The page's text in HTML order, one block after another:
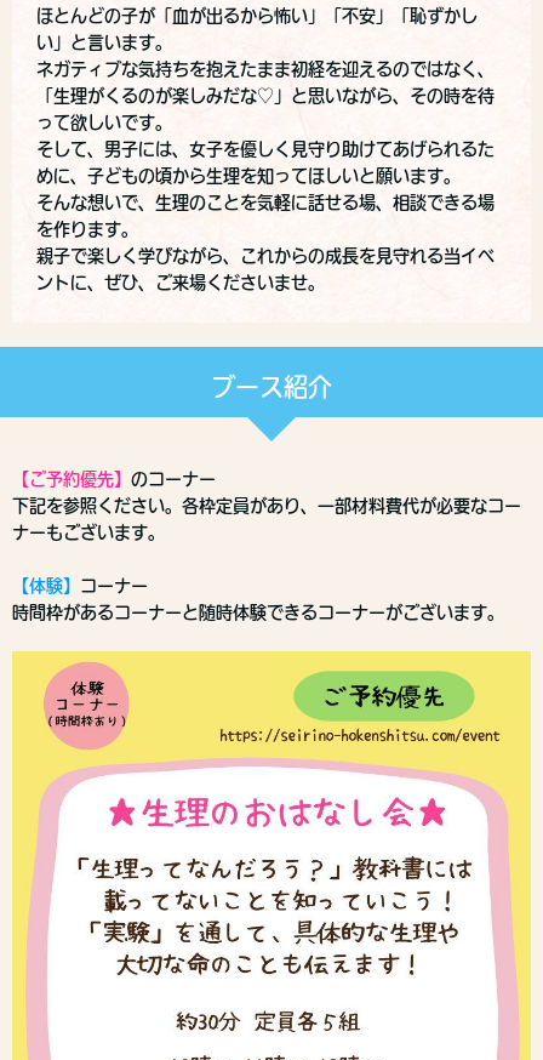
ほとんどの子が「血が出るから怖い」「不安」「恥ずかし
い」と言います。
ネガティブな気持ちを抱えたまま初経を迎えるのではなく、
「生理がくるのが楽しみだな♡」と思いながら、その時を待
って欲しいです。
そして、男子には、女子を優しく見守り助けてあげられるた
めに、子どもの頃から生理を知ってほしいと願います。
そんな想いで、生理のことを気軽に話せる場、相談できる場
を作ります。
親子で楽しく学びながら、これからの成長を見守れる当イベ
ントに、ぜひ、ご来場くださいませ。
ブース紹介
【ご予約優先】 のコーナー
下記を参照ください。各枠定員があり、一部材料費代が必要なコー
ナーもございます。
【体験】 コーナー
時間枠があるコーナーと随時体験できるコーナーがございます。